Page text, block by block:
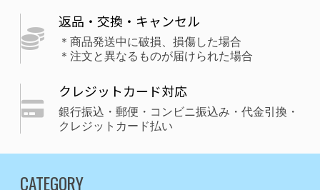
返品・交換・キャンセル
＊商品発送中に破損、損傷した場合
＊注文と異なるものが届けられた場合
クレジットカード対応
銀行振込・郵便・コンビニ振込み・代金引換・
クレジットカード払い
CATEGORY